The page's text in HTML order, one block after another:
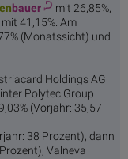
bauer
mit 26,85%,
mit 41,15%. Am
(Monatssicht) und
Holdings AG
Polytec Group
(Vorjahr: 35,57
38 Prozent), dann
Valneva